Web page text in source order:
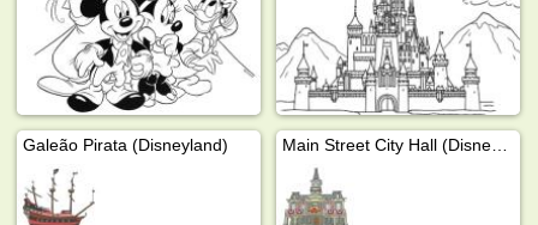
Galeão Pirata (Disneyland) Main Street City Hall (Disneyland)